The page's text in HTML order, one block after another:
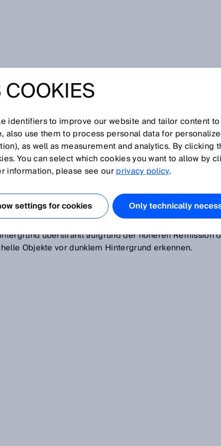
H I J K L M N O P Q R S T U V W X
dar. Eine helle Fläche remittiert mehr Licht als eine
größeren Entfernung erkannt werden. Eine
Tastern ist das Erkennen eines dunklen
überstrahlt aufgrund der höheren Remission
Objekte vor dunklem Hintergrund erkennen.
identifiers to improve our website and tailor content
also use them to process personal data for
as well as measurement and analytics. By clicking
You can select which cookies you want to allow by
information, please see ourprivacy policy.
settings for cookies Only technically